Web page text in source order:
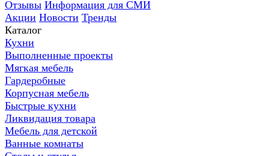
Отзывы Информация для СМИ
Акции Новости Тренды
Каталог
Кухни
Выполненные проекты
Мягкая мебель
Гардеробные
Корпусная мебель
Быстрые кухни
Ликвидация товара
Мебель для детской
Ванные комнаты